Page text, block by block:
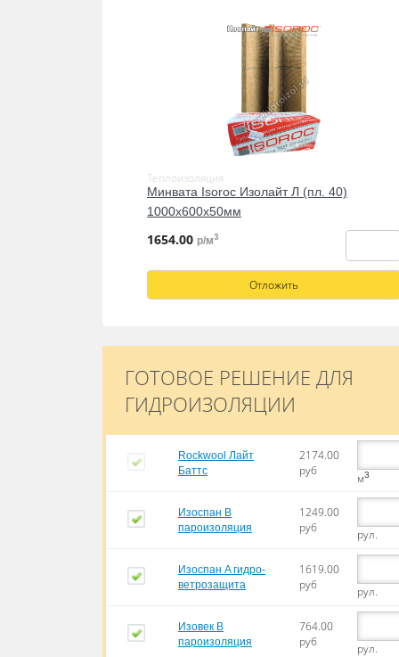
Теплоизоляция
Минвата Isoroc Изолайт Л (пл. 40)
1000х600х50мм
1654.00 р/м3
Отложить
ГОТОВОЕ РЕШЕНИЕ ДЛЯ
ГИДРОИЗОЛЯЦИИ
Rockwool Лайт
Баттc
2174.00
руб
м3
Изоспан В
пароизоляция
1249.00
руб
рул.
Изоспан A гидро-
ветрозащита
1619.00
руб
рул.
Изовек В
пароизоляция
764.00
руб
рул.